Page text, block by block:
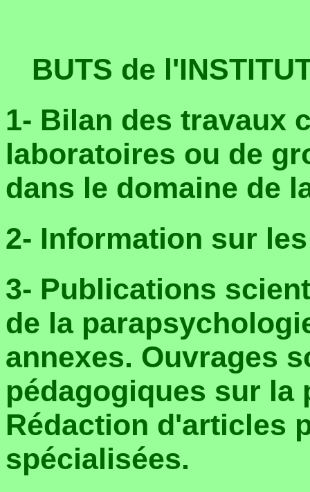
BUTS de
1- Bilan des travaux
laboratoires ou de
dans le domaine de
2- Information sur
3- Publications
de la
annexes. Ouvrages
pédagogiques sur la
Rédaction d'articles
spécialisées.